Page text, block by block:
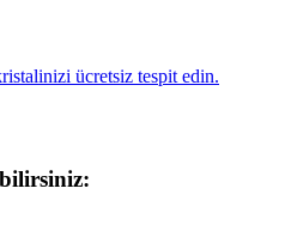
ücretsiz tespit edin.